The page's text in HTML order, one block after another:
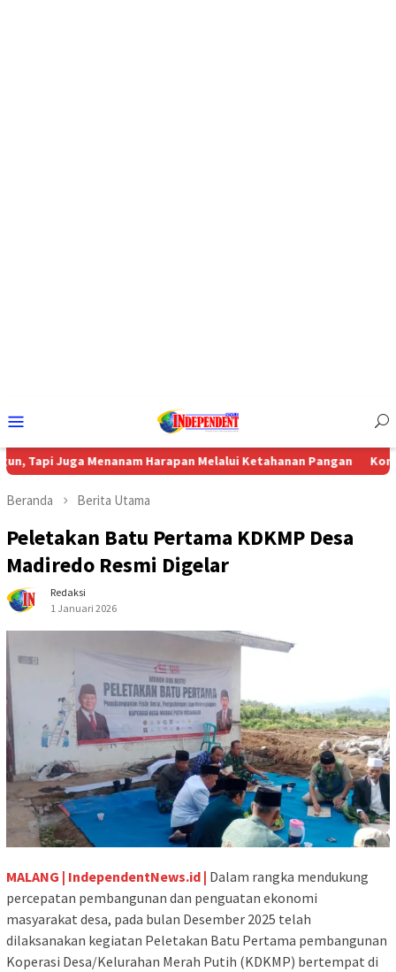
Mobile
Menanam Harapan Melalui Ketahanan Pangan Komisi 4 DPRD
Beranda Berita Utama
Peletakan Batu Pertama KDKMP Desa
Madiredo Resmi Digelar
Redaksi
1 Januari 2026
MALANG | IndependentNews.id | Dalam rangka mendukung
percepatan pembangunan dan penguatan ekonomi
masyarakat desa, pada bulan Desember 2025 telah
dilaksanakan kegiatan Peletakan Batu Pertama pembangunan
Koperasi Desa/Kelurahan Merah Putih (KDKMP) bertempat di